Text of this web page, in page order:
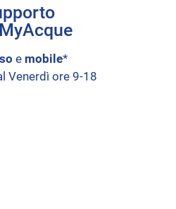
e mobile*
Venerdì ore 9-18